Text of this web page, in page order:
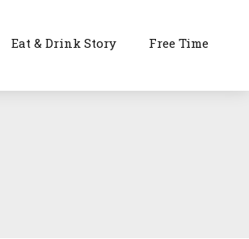
Eat & Drink Story Free Time